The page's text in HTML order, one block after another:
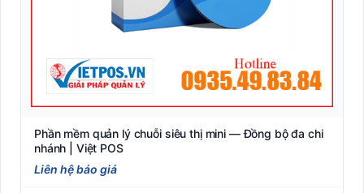
Phần mềm quản lý chuỗi siêu thị mini — Đồng bộ đa chi
nhánh | Việt POS
Liên hệ báo giá